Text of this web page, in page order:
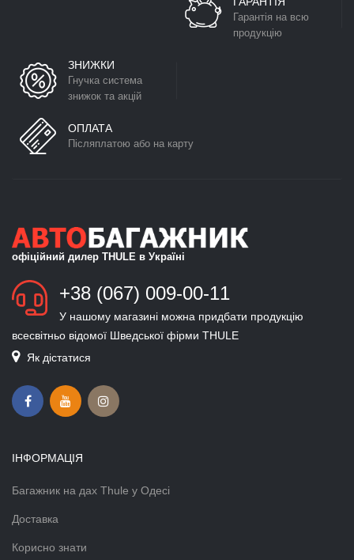
Гарантія на всю
продукцію
ЗНИЖКИ
Гнучка система
знижок та акцій
ОПЛАТА
Післяплатою або на карту
офіційний дилер THULE в Україні
+38 (067) 009-00-11
У нашому магазині можна придбати продукцію
всесвітньо відомої Шведської фірми THULE
Як дістатися
ІНФОРМАЦІЯ
Багажник на дах Thule у Одесі
Доставка
Корисно знати